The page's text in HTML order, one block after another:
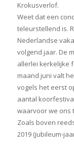
Krokusverlof.
Weet dat een
teleurstellend is.
Nederlandse
volgend jaar. De
allerlei kerkelijke
maand juni valt
vogels het eerst
aantal
waarvoor we ons
Zoals boven
2019 (jubileum-